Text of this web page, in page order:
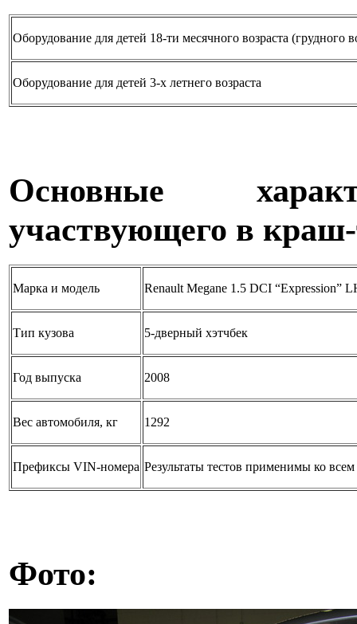
Оборудование для детей 18-ти месячного возраста (грудного
Оборудование для детей 3-х летнего возраста
Основные
участвующего в краш-
Марка и модель Renault Megane 1.5 DCI “Expression”
Тип кузова 5-дверный хэтчбек
Год выпуска 2008
Вес автомобиля, кг 1292
Префиксы VIN-номера Результаты тестов применимы ко
Фото: